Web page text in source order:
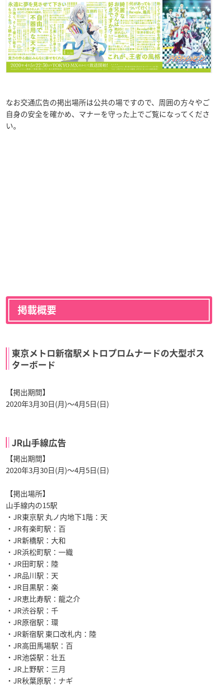
なお交通広告の掲出場所は公共の場ですので、周囲の方々やご
自身の安全を確かめ、マナーを守った上でご覧になってくださ
い。
掲載概要
東京メトロ新宿駅メトロプロムナードの大型ポス
ターボード
【掲出期間】
2020年3月30日(月)～4月5日(日)
JR山手線広告
【掲出期間】
2020年3月30日(月)～4月5日(日)
【掲出場所】
山手線内の15駅
・JR東京駅 丸ノ内地下1階：天
・JR有楽町駅：百
・JR新橋駅：大和
・JR浜松町駅：一織
・JR田町駅：陸
・JR品川駅：天
・JR目黒駅：楽
・JR恵比寿駅：龍之介
・JR渋谷駅：千
・JR原宿駅：環
・JR新宿駅 東口改札内：陸
・JR高田馬場駅：百
・JR池袋駅：壮五
・JR上野駅：三月
・JR秋葉原駅：ナギ